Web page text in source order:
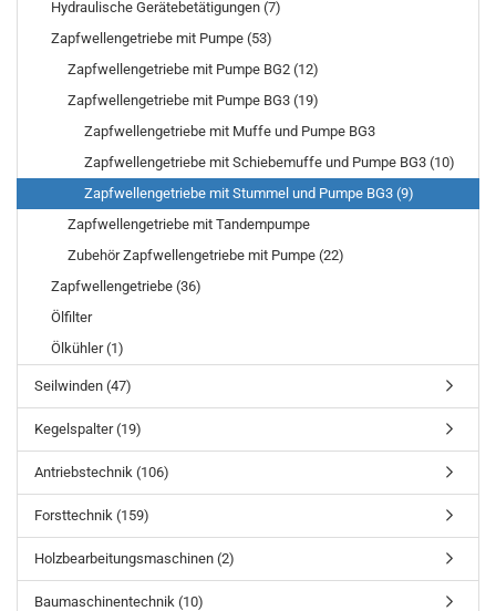
Hydraulische Gerätebetätigungen (7)
Zapfwellengetriebe mit Pumpe (53)
Zapfwellengetriebe mit Pumpe BG2 (12)
Zapfwellengetriebe mit Pumpe BG3 (19)
Zapfwellengetriebe mit Muffe und Pumpe BG3
Zapfwellengetriebe mit Schiebemuffe und Pumpe BG3 (10)
Zapfwellengetriebe mit Stummel und Pumpe BG3 (9)
Zapfwellengetriebe mit Tandempumpe
Zubehör Zapfwellengetriebe mit Pumpe (22)
Zapfwellengetriebe (36)
Ölfilter
Ölkühler (1)
Seilwinden (47)
Kegelspalter (19)
Antriebstechnik (106)
Forsttechnik (159)
Holzbearbeitungsmaschinen (2)
Baumaschinentechnik (10)